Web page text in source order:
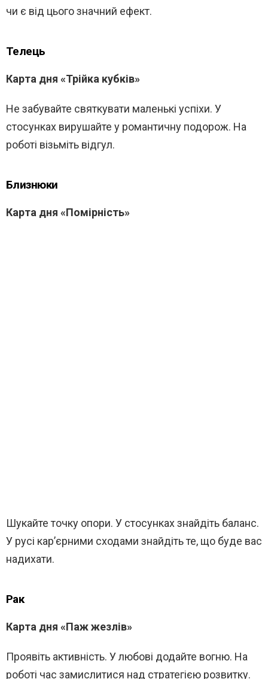
чи є від цього значний ефект.
Телець
Карта дня «Трійка кубків»
Не забувайте святкувати маленькі успіхи. У
стосунках вирушайте у романтичну подорож. На
роботі візьміть відгул.
Близнюки
Карта дня «Помірність»
Шукайте точку опори. У стосунках знайдіть баланс.
У русі кар’єрними сходами знайдіть те, що буде вас
надихати.
Рак
Карта дня «Паж жезлів»
Проявіть активність. У любові додайте вогню. На
роботі час замислитися над стратегією розвитку.